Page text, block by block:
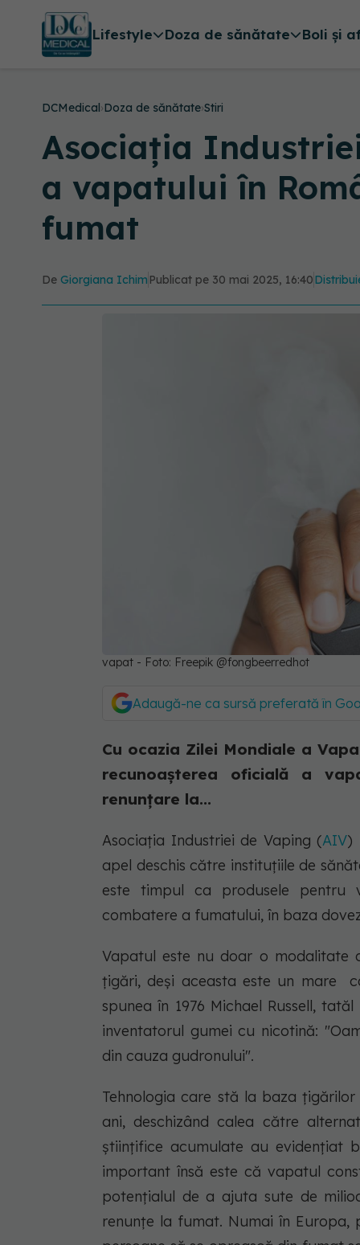
Lifestyle Doza de sănătate Boli și
DCMedical›Doza de sănătate›Stiri
Asociația
a vapatului în
fumat
De Giorgiana Ichim Publicat pe 30 mai 2025, 16:40
vapat - Foto: Freepik @fongbeerredhot
Adaugă-ne ca sursă preferată în
Cu ocazia Zilei Mondiale a
recunoașterea oficială a
renunțare la...
Asociația Industriei de Vaping (AIV)
apel deschis către instituțiile de
este timpul ca produsele
combatere a fumatului, în baza
Vapatul este nu doar o modalitate
țigări, deși aceasta este un mare
spunea în 1976 Michael Russell,
inventatorul gumei cu nicotină:
din cauza gudronului".
Tehnologia care stă la baza
ani, deschizând calea către
științifice acumulate au evidențiat
important însă este că vapatul
potențialul de a ajuta sute de
renunțe la fumat. Numai în Europa,